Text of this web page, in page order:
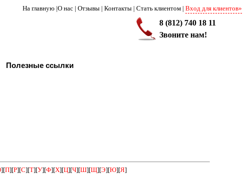
На главную |О нас | Отзывы | Контакты | Стать клиентом | Вход для клиентов»
8 (812) 740 18 11
Звоните нам!
Полезные ссылки
][П][Р][С][Т][У][Ф][Х][Ц][Ч][Ш][Щ][Э][Ю][Я]